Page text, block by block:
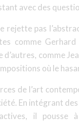
avec des
rejette pas
comme
comme
où le
de l’art
En intégrant
il pousse